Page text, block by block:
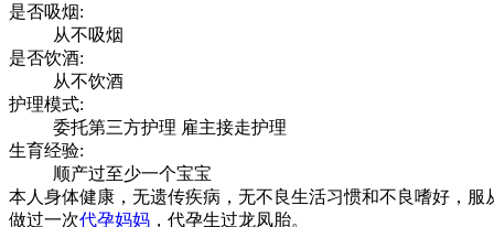
是否吸烟:
从不吸烟
是否饮酒:
从不饮酒
护理模式:
委托第三方护理 雇主接走护理
生育经验:
顺产过至少一个宝宝
本人身体健康，无遗传疾病，无不良生活习惯和不良嗜好，服
做过一次代孕妈妈 ，代孕生过龙凤胎。